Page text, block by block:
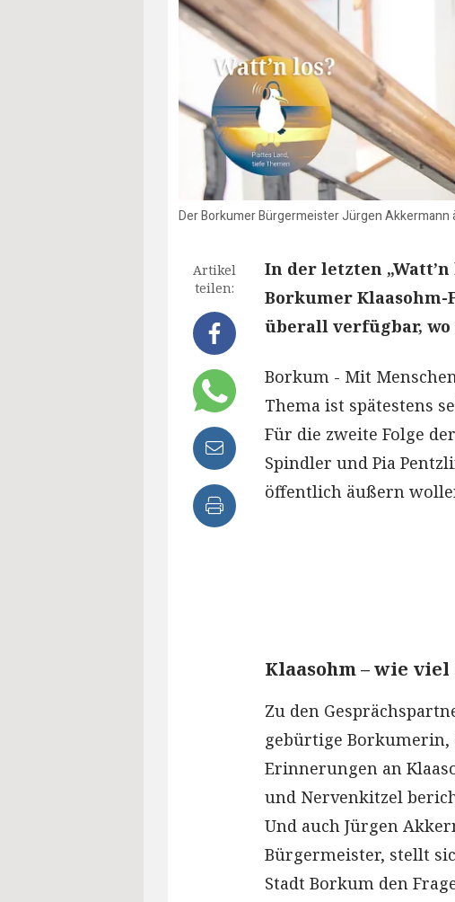
Der Borkumer Bürgermeister Jürgen Akkermann
Artikel
teilen:
In der letzten
Borkumer Klaasohm-
überall verfügbar, wo
Borkum - Mit
Thema ist spätestens
Für die zweite Folge
Spindler und Pia
öffentlich äußern
Klaasohm – wie
Zu den
gebürtige Borkumerin,
Erinnerungen an
und Nervenkitzel
Und auch Jürgen
Bürgermeister, stellt
Stadt Borkum den